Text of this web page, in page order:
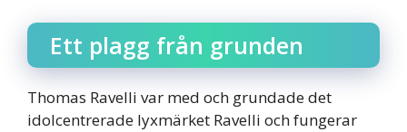
Ett plagg från grunden
Thomas Ravelli var med och grundade det
idolcentrerade lyxmärket Ravelli och fungerar